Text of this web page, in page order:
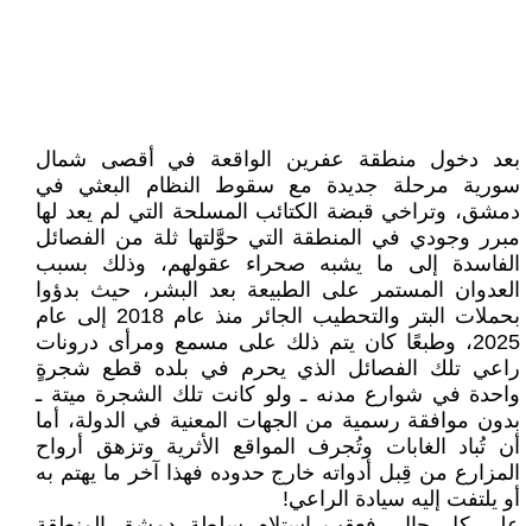
بعد دخول منطقة عفرين الواقعة في أقصى شمال
سورية مرحلة جديدة مع سقوط النظام البعثي في
دمشق، وتراخي قبضة الكتائب المسلحة التي لم يعد لها
مبرر وجودي في المنطقة التي حوَّلتها ثلة من الفصائل
الفاسدة إلى ما يشبه صحراء عقولهم، وذلك بسبب
العدوان المستمر على الطبيعة بعد البشر، حيث بدؤوا
بحملات البتر والتحطيب الجائر منذ عام 2018 إلى عام
2025، وطبعًا كان يتم ذلك على مسمع ومرأى درونات
راعي تلك الفصائل الذي يحرم في بلده قطع شجرةٍ
واحدة في شوارع مدنه ـ ولو كانت تلك الشجرة ميتة ـ
بدون موافقة رسمية من الجهات المعنية في الدولة، أما
أن تُباد الغابات وتُجرف المواقع الأثرية وتزهق أرواح
المزارع من قِبل أدواته خارج حدوده فهذا آخر ما يهتم به
أو يلتفت إليه سيادة الراعي!